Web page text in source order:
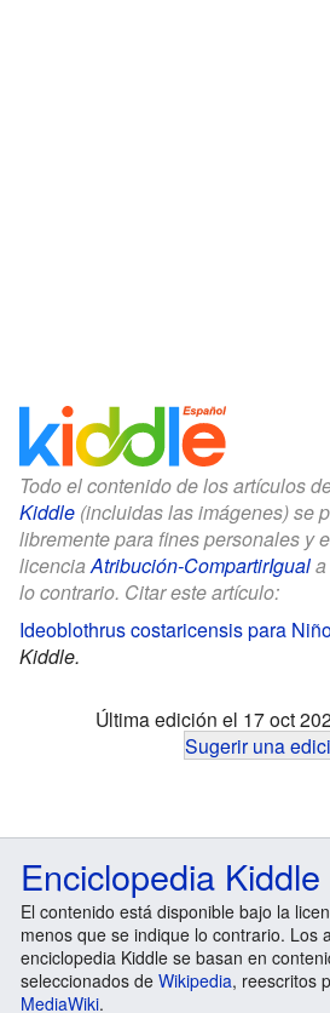
Todo el contenido de los artículos
Kiddle (incluidas las imágenes) se
libremente para fines personales y
licenciaAtribución-CompartirIgual
lo contrario. Citar este artículo:
Ideoblothrus costaricensis para
Kiddle.
Última edición el 17 oct
Sugerir una
Enciclopedia Kiddle
El contenido está disponible bajo la
menos que se indique lo contrario. Los
enciclopedia Kiddle se basan en
seleccionados de Wikipedia, reescritos
MediaWiki.